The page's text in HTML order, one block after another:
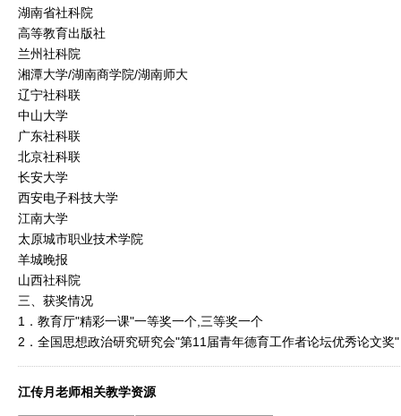
湖南省社科院
高等教育出版社
兰州社科院
湘潭大学/湖南商学院/湖南师大
辽宁社科联
中山大学
广东社科联
北京社科联
长安大学
西安电子科技大学
江南大学
太原城市职业技术学院
羊城晚报
山西社科院
三、获奖情况
1．教育厅"精彩一课"一等奖一个,三等奖一个
2．全国思想政治研究研究会"第11届青年德育工作者论坛优秀论文奖"
江传月老师相关教学资源